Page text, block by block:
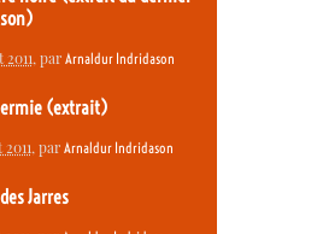
, par Arnaldur Indridason
(extrait)
, par Arnaldur Indridason
Jarres